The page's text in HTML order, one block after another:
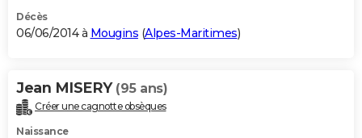
Décès
06/06/2014 à Mougins (Alpes-Maritimes)
Jean MISERY (95 ans)
Créer une cagnotte obsèques
Naissance